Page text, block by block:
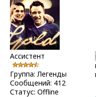
Ассистент
Группа: Легенды
Сообщений: 412
Статус: Offline